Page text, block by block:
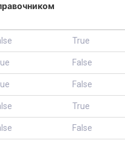
True
False
False
True
False